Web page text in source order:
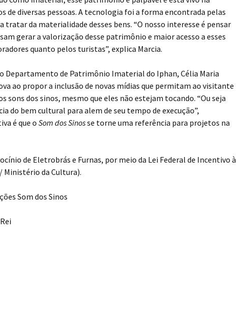
de diversas pessoas. A tecnologia foi a forma encontrada pelas
tratar da materialidade desses bens. “O nosso interesse é pensar
gerar a valorização desse patrimônio e maior acesso a esses
quanto pelos turistas”, explica Marcia.
Departamento de Patrimônio Imaterial do Iphan, Célia Maria
ao propor a inclusão de novas mídias que permitam ao visitante
sons dos sinos, mesmo que eles não estejam tocando. “Ou seja
do bem cultural para alem de seu tempo de execução”,
é que o Som dos Sinosse torne uma referência para projetos na
de Eletrobrás e Furnas, por meio da Lei Federal de Incentivo à
Ministério da Cultura).
Som dos Sinos